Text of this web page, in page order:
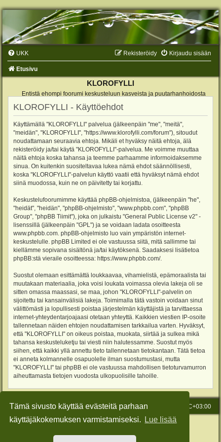
Tämä sivusto käyttää evästeitä parhaan
käyttäjäkokemuksen varmistamiseksi.
Lue lisää
UKK Kirjaudu sisään
Rekisteröidy
Etusivu
KLOROFYLLI
Entistä ehompi foorumi keskusteluun kasveista ja puutarhanhoidosta
KLOROFYLLI - Käyttöehdot
Käyttämällä "KLOROFYLLI" palvelua (jälkeenpäin "me", "meitä",
"meidän", "KLOROFYLLI", "https://www.klorofylli.com/forum"), sitoudut
noudattamaan seuraavia ehtoja. Mikäli et hyväksy näitä ehtoja, älä
rekisteröidy ja/tai käytä "KLOROFYLLI"-palvelua. Me voimme muuttaa
näitä ehtoja koska tahansa ja teemme parhaamme informoidaksemme
sinua. On kuitenkin suositeltavaa lukea nämä ehdot säännöllisesti,
koska "KLOROFYLLI"-palvelun käyttö vaatii että hyväksyt nämä ehdot
siinä muodossa, kuin ne on päivitetty tai korjattu.
Keskustelufoorumimme käyttää phpBB-ohjelmistoa, (jälkeenpäin "he",
"heidät", "heidän", "phpBB-ohjelmisto", "www.phpbb.com", "phpBB
Group", "phpBB Tiimit"), joka on julkaistu "General Public License v2" -
lisenssillä (jälkeenpäin "GPL") ja se voidaan ladata osoitteesta
www.phpbb.com . phpBB-ohjelmisto luo vain ympäristön internet-
keskustelulle. phpBB Limited ei ole vastuussa siitä, mitä sallimme tai
kiellämme sopivana sisältönä ja/tai käytöksenä. Saadaksesi lisätietoa
phpBB:stä vieraile osoitteessa: https://www.phpbb.com/.
Suostut olemaan esittämättä loukkaavaa, vihamielistä, epämoraalista tai
muutakaan materiaalia, joka voisi loukata voimassa olevia lakeja oli se
sitten omassa maassasi, se maa, johon "KLOROFYLLI"-palvelin on
sijoitettu tai kansainvälisiä lakeja. Toimimalla tätä vastoin voidaan sinut
välittömästi ja lopullisesti poistaa järjestelmän käyttäjistä ja tarvittaessa
internet-yhteydentarjoajaasi otetaan yhteyttä. Kaikkien viestien IP-osoite
tallennetaan näiden ehtojen noudattamisen tarkkailua varten. Hyväksyt,
että "KLOROFYLLI" on oikeus poistaa, muokata, siirtää ja sulkea mikä
tahansa keskusteluketju tai viesti niin halutessamme. Suostut myös
siihen, että kaikki yllä annettu tieto tallennetaan tietokantaan. Tätä tietoa
ei anneta kolmannelle osapuolelle ilman suostumustasi, mutta
"KLOROFYLLI" tai phpBB ei ole vastuussa mahdollisen tietoturvamurron
aiheuttamasta tietojen vuodosta ulkopuolisille tahoille.
Etusivu Kaikki ajat ovat UTC+03:00
Viesti Ylläpidolle
Keskustelufoorumin ohjelmistophpBB® Forum Software © phpBB Limited